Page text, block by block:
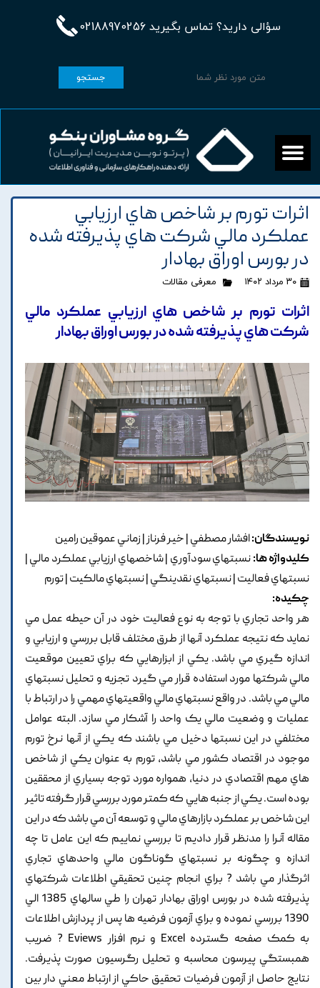
سؤالی دارید؟ تماس بگیرید 02188970256
جستجو
اثرات تورم بر شاخص هاي ارزيابي
عملکرد مالي شرکت هاي پذيرفته شده
در بورس اوراق بهادار
۳۰ مرداد ۱۴۰۲ معرفی مقالات
اثرات تورم بر شاخص هاي ارزيابي عملکرد مالي
شرکت هاي پذيرفته شده در بورس اوراق بهادار
نویسندگان:افشار مصطفي | خير فرناز | زماني عموقين رامين
کلیدواژه ها:نسبتهاي سودآوري | شاخصهاي ارزيابي عملکرد مالي |
نسبتهاي فعاليت | نسبتهاي نقدينگي | نسبتهاي مالکيت | تورم
چکیده:
هر واحد تجاري با توجه به نوع فعاليت خود در آن حيطه عمل مي
نمايد که نتيجه عملکرد آنها از طرق مختلف قابل بررسي و ارزيابي و
اندازه گيري مي باشد. يکي از ابزارهايي که براي تعيين موقعيت
مالي شرکتها مورد استفاده قرار مي گيرد تجزيه و تحليل نسبتهاي
مالي مي باشد. در واقع نسبتهاي مالي واقعيتهاي مهمي را در ارتباط با
عمليات و وضعيت مالي يک واحد را آشکار مي سازد. البته عوامل
مختلفي در اين نسبتها دخيل مي باشند که يکي از آنها نرخ تورم
موجود در اقتصاد کشور مي باشد, تورم به عنوان يکي از شاخص
هاي مهم اقتصادي در دنيا, همواره مورد توجه بسياري از محققين
بوده است. يکي از جنبه هايي که کمتر مورد بررسي قرار گرفته تاثير
اين شاخص بر عملکرد بازارهاي مالي و توسعه آن مي باشد که در اين
مقاله آنرا را مدنظر قرار داديم تا بررسي نماييم که اين عامل تا چه
اندازه و چگونه بر نسبتهاي گوناگون مالي واحدهاي تجاري
اثرگذار مي باشد ? براي انجام چنين تحقيقي اطلاعات شرکتهاي
پذيرفته شده در بورس اوراق بهادار تهران را طي سالهاي 1385 الي
1390 بررسي نموده و براي آزمون فرضيه ها پس از پردازش اطلاعات
به کمک صفحه گسترده Excel و نرم افزار Eviews ? ضريب
همبستگي پيرسون محاسبه و تحليل رگرسيون صورت پذيرفت.
نتايج حاصل از آزمون فرضيات تحقيق حاکي از ارتباط معني دار بين